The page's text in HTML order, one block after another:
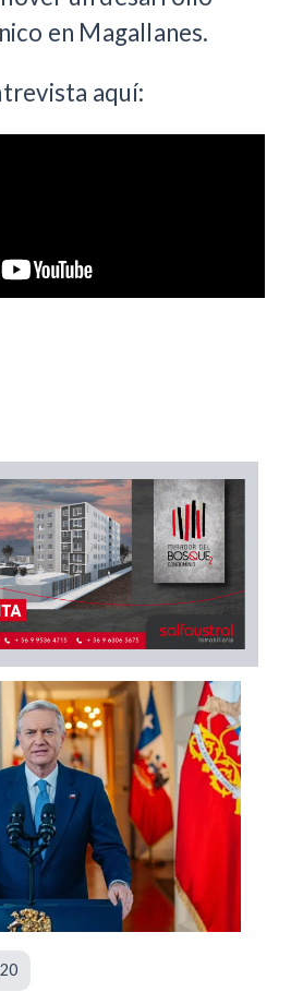
en Magallanes.
aquí: